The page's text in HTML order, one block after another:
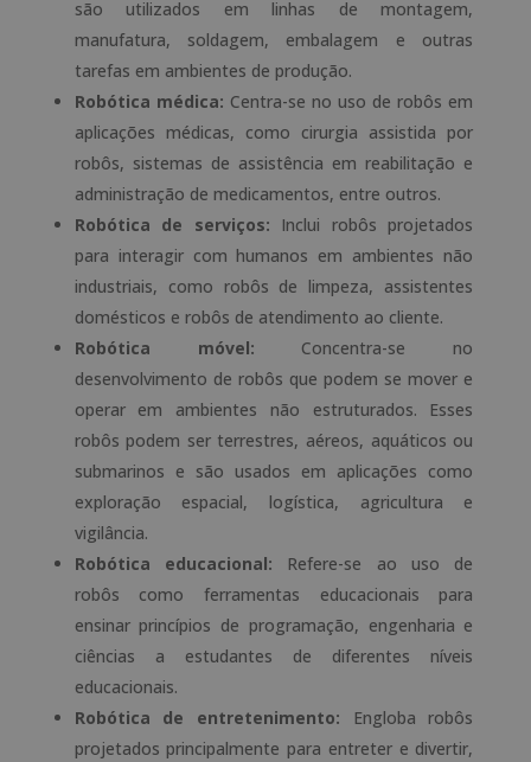
são utilizados em linhas de montagem,
manufatura, soldagem, embalagem e outras
tarefas em ambientes de produção.
Robótica médica: Centra-se no uso de robôs em
aplicações médicas, como cirurgia assistida por
robôs, sistemas de assistência em reabilitação e
administração de medicamentos, entre outros.
Robótica de serviços: Inclui robôs projetados
para interagir com humanos em ambientes não
industriais, como robôs de limpeza, assistentes
domésticos e robôs de atendimento ao cliente.
Robótica móvel: Concentra-se no
desenvolvimento de robôs que podem se mover e
operar em ambientes não estruturados. Esses
robôs podem ser terrestres, aéreos, aquáticos ou
submarinos e são usados em aplicações como
exploração espacial, logística, agricultura e
vigilância.
Robótica educacional: Refere-se ao uso de
robôs como ferramentas educacionais para
ensinar princípios de programação, engenharia e
ciências a estudantes de diferentes níveis
educacionais.
Robótica de entretenimento: Engloba robôs
projetados principalmente para entreter e divertir,